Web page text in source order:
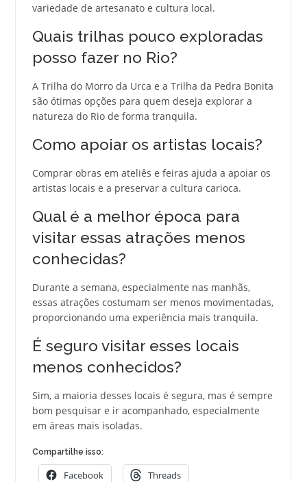
variedade de artesanato e cultura local.
Quais trilhas pouco exploradas
posso fazer no Rio?
A Trilha do Morro da Urca e a Trilha da Pedra Bonita
são ótimas opções para quem deseja explorar a
natureza do Rio de forma tranquila.
Como apoiar os artistas locais?
Comprar obras em ateliês e feiras ajuda a apoiar os
artistas locais e a preservar a cultura carioca.
Qual é a melhor época para
visitar essas atrações menos
conhecidas?
Durante a semana, especialmente nas manhãs,
essas atrações costumam ser menos movimentadas,
proporcionando uma experiência mais tranquila.
É seguro visitar esses locais
menos conhecidos?
Sim, a maioria desses locais é segura, mas é sempre
bom pesquisar e ir acompanhado, especialmente
em áreas mais isoladas.
Compartilhe isso:
Facebook Threads